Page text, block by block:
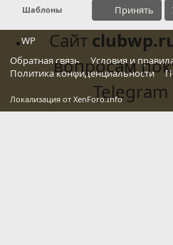
Шаблоны
WP
Обратная связь
Условия и
Политика конфиденциальности
Локализация от XenForo.Info
Принять
Сайт
вопросам
Telegram